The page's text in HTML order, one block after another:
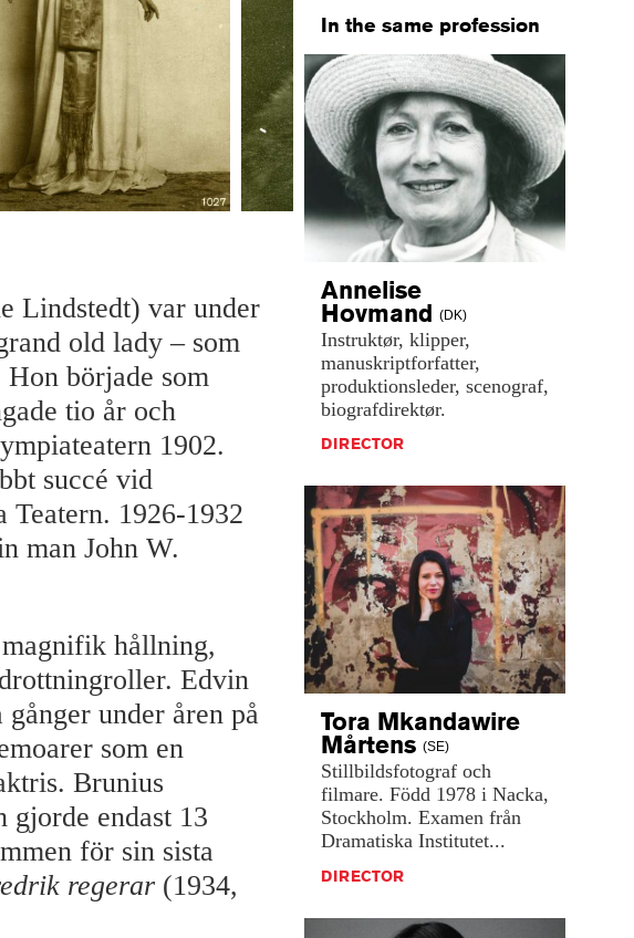
Lindstedt) var under
old lady – som
började som
tio år och
1902.
succé vid
Teatern. 1926-1932
man John W.
hållning,
Edvin
under åren på
som en
Brunius
gjorde endast 13
för sin sista
regerar (1934,
In the same profession
Annelise
Hovmand (DK)
Instruktør, klipper,
manuskriptforfatter,
produktionsleder, scenograf,
biografdirektør.
DIRECTOR
Tora Mkandawire
Mårtens (SE)
Stillbildsfotograf och
filmare. Född 1978 i Nacka,
Stockholm. Examen från
Dramatiska Institutet...
DIRECTOR